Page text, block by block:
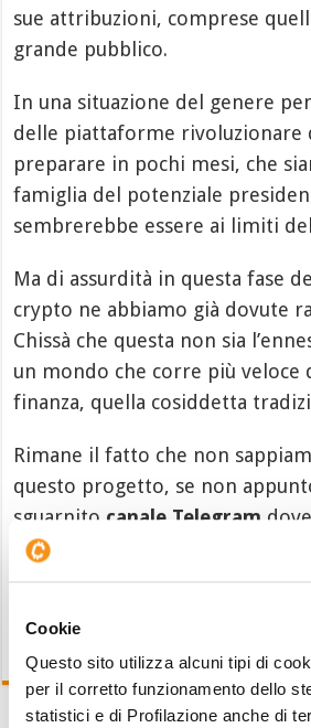
Cookie
Questo sito utilizza alcuni tipi di
per il corretto funzionamento dello
statistici e di Profilazione anche di
sue attribuzioni, comprese
grande pubblico.
In una situazione del genere
delle piattaforme rivoluzionare
preparare in pochi mesi, che
famiglia del potenziale
sembrerebbe essere ai limiti
Ma di assurdità in questa fase
crypto ne abbiamo già dovute
Chissà che questa non sia
un mondo che corre più veloce
finanza, quella cosiddetta
Rimane il fatto che non
questo progetto, se non
sguarnito canale Telegram
invito a rimanere sintonizzati.